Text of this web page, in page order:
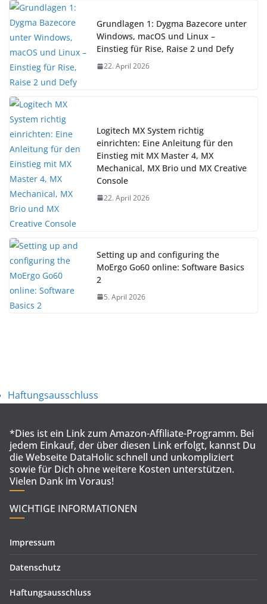
Grundlagen 1: Dygma Bazecore unter
Windows, macOS und Linux –
Einstieg für Rise, Raise 2 und Defy
22. April 2026
Logitech MX System richtig
einrichten: Eine Anleitung für den
Einstieg mit MX Master 4, MX
Mechanical, MX Brio und MX Creative
Console
22. April 2026
Setting up and configuring the
MoErgo Go60 online: Software Basics
2
5. April 2026
Haftungsausschluss
*Dies ist ein Link zum Amazon-Affiliate-Programm. Bei
jedem Einkauf, der über diesen Link erfolgt, kannst Du
die Webseite DataHolic schnell und unkompliziert
sowie für Dich ohne weitere Kosten unterstützen.
Vielen Dank im Voraus!
WICHTIGE INFORMATIONEN
Impressum
Datenschutz
Haftungsausschluss